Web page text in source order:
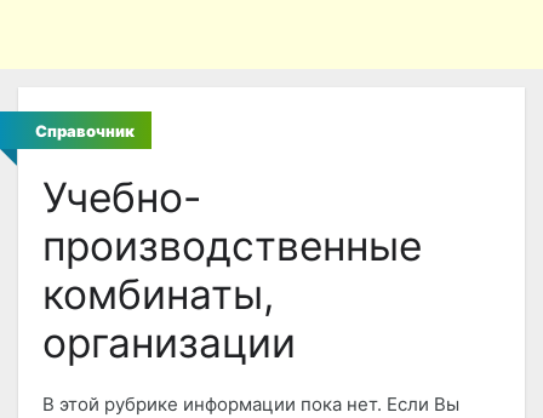
Справочник
Учебно-
производственные
комбинаты,
организации
В этой рубрике информации пока нет. Если Вы